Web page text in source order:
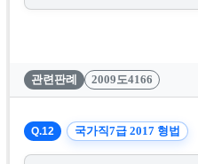
관련판례 2009도4166
Q.12 국가직7급 2017 형법